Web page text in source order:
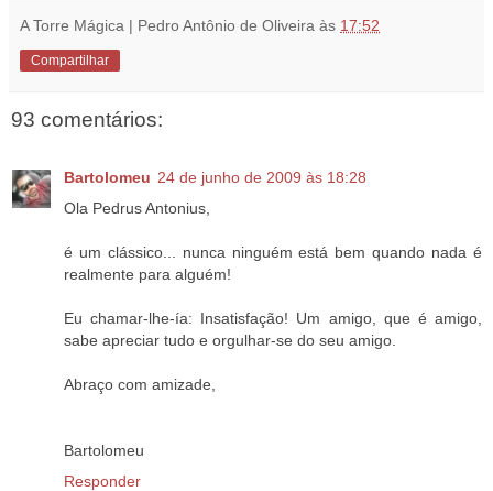
A Torre Mágica | Pedro Antônio de Oliveira às 17:52
Compartilhar
93 comentários:
Bartolomeu 24 de junho de 2009 às 18:28
Ola Pedrus Antonius,
é um clássico... nunca ninguém está bem quando nada é
realmente para alguém!
Eu chamar-lhe-ía: Insatisfação! Um amigo, que é amigo,
sabe apreciar tudo e orgulhar-se do seu amigo.
Abraço com amizade,
Bartolomeu
Responder